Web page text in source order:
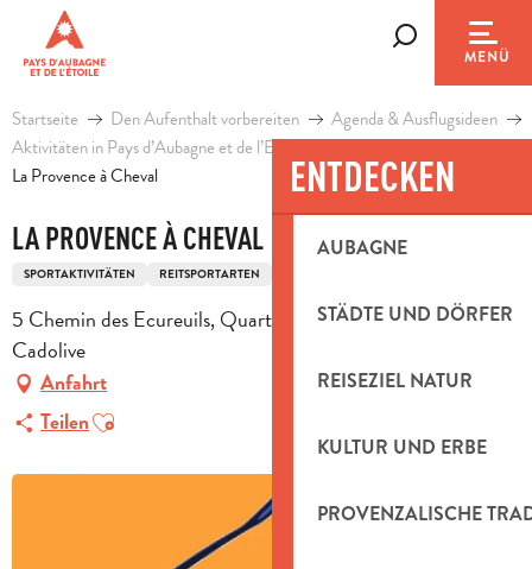
contenu
principal
MENÜ
ENTDECKEN
AUBAGNE
STÄDTE UND DÖRFER
REISEZIEL NATUR
KULTUR UND ERBE
PROVENZALISCHE
Startseite Den Aufenthalt vorbereiten
Agenda & Ausflugsideen
Aktivitäten in Pays d’Aubagne et de l’Etoile
Freizeit
La Provence à Cheval
LA PROVENCE À CHEVAL
SPORTAKTIVITÄTEN REITSPORTARTEN
5 Chemin des Ecureuils, Quartier Saint Joseph, 13950
Cadolive
Anfahrt
TeilenAjouter aux favoris